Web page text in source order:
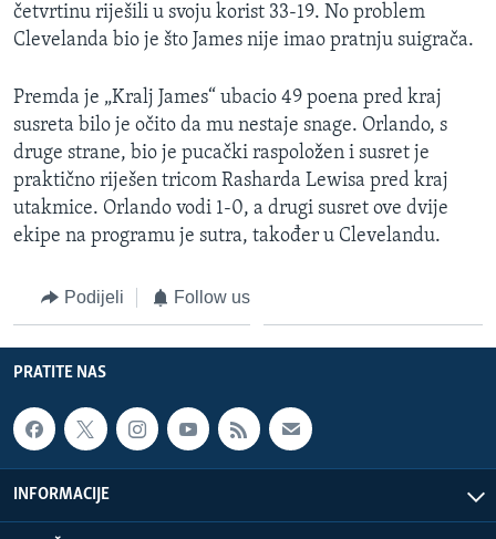
IZBJEGLIČKA STRANA
O GLASU AMERIKE
Learning English
PRATITE NAS
Jezici
četvrtinu riješili u svoju korist 33-19. No problem
Clevelanda bio je što James nije imao pratnju suigrača.
Premda je „Kralj James“ ubacio 49 poena pred kraj
susreta bilo je očito da mu nestaje snage. Orlando, s
druge strane, bio je pucački raspoložen i susret je
praktično riješen tricom Rasharda Lewisa pred kraj
utakmice. Orlando vodi 1-0, a drugi susret ove dvije
ekipe na programu je sutra, također u Clevelandu.
Podijeli Follow us
PRATITE NAS
INFORMACIJE